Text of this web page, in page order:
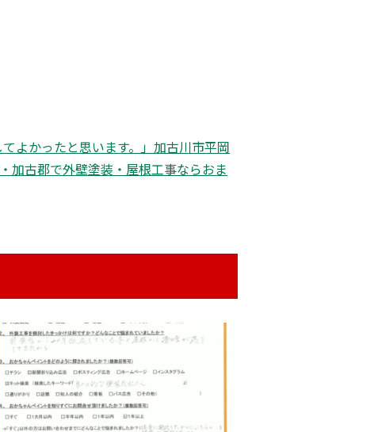
よかったと思います。」加古川市平岡
古郡で外壁塗装・屋根工事ならおま